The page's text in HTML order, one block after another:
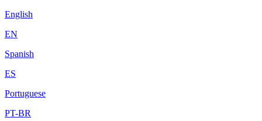
English
EN
Spanish
ES
Portuguese
PT-BR